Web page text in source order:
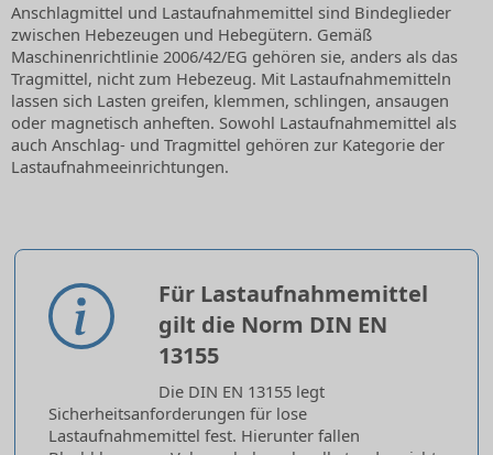
Anschlagmittel und Lastaufnahmemittel sind Bindeglieder
zwischen Hebezeugen und Hebegütern. Gemäß
Maschinenrichtlinie 2006/42/EG gehören sie, anders als das
Tragmittel, nicht zum Hebezeug. Mit Lastaufnahmemitteln
lassen sich Lasten greifen, klemmen, schlingen, ansaugen
oder magnetisch anheften. Sowohl Lastaufnahmemittel als
auch Anschlag- und Tragmittel gehören zur Kategorie der
Lastaufnahmeeinrichtungen.
Für Lastaufnahmemittel
gilt die Norm DIN EN
13155
Die DIN EN 13155 legt
Sicherheitsanforderungen für lose
Lastaufnahmemittel fest. Hierunter fallen